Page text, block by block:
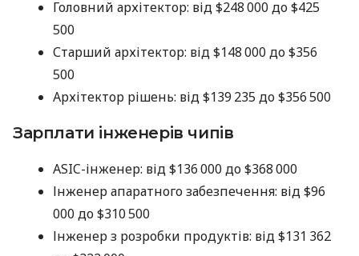
Головний архітектор: від $248 000 до $425
500
Старший архітектор: від $148 000 до $356
500
Архітектор рішень: від $139 235 до $356 500
Зарплати інженерів чипів
ASIC-інженер: від $136 000 до $368 000
Інженер апаратного забезпечення: від $96
000 до $310 500
Інженер з розробки продуктів: від $131 362